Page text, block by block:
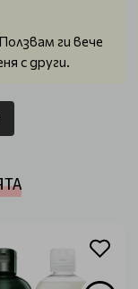
ги вече
с други.